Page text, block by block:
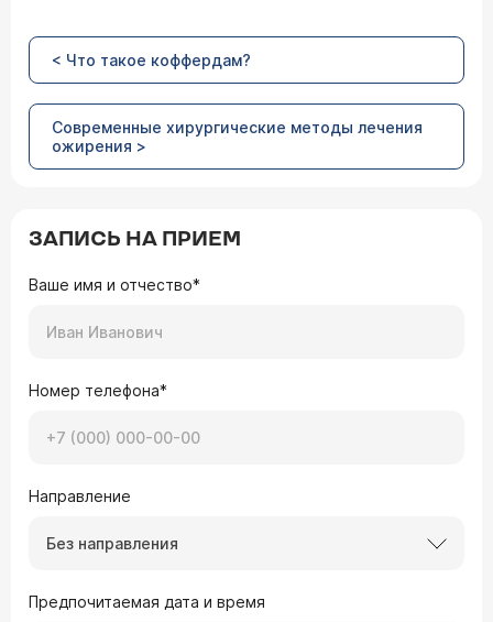
< Что такое коффердам?
Современные хирургические методы лечения
ожирения >
ЗАПИСЬ НА ПРИЕМ
Ваше имя и отчество*
Номер телефона*
Направление
Без направления
Предпочитаемая дата и время